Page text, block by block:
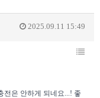
2025.09.11 15:49
전은 안하게 되네요...! 좋